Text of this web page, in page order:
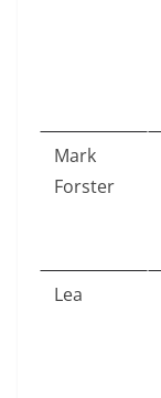
Mark
Forster
Lea